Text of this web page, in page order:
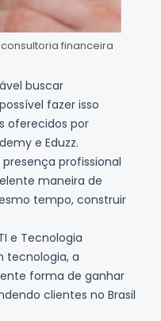
financeira
buscar
fazer isso
oferecidos por
e Eduzz.
profissional
maneira de
tempo, construir
e Tecnologia
tecnologia, a
forma de ganhar
clientes no Brasil